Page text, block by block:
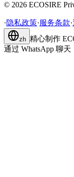
© 2026 ECOSIRE
·隐私政策·服务条款·
zh 精心制作
通过 WhatsApp 聊天